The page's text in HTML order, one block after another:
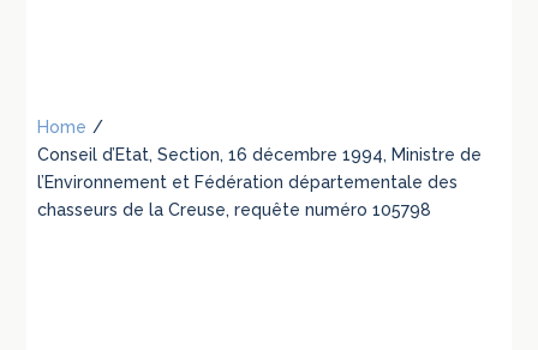
Home /
Conseil d’Etat, Section, 16 décembre 1994, Ministre de
l’Environnement et Fédération départementale des
chasseurs de la Creuse, requête numéro 105798